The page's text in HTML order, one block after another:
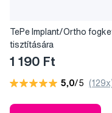
TePe Implant/Ortho
tisztítására
1 190 Ft
5,0/5